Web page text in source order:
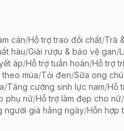
cân/Hỗ trợ trao đổi chất/Trà
hàu/Giải rượu & bảo vệ gan/
áp/Hỗ trợ tuần hoàn/Hỗ trợ
mùa/Tỏi đen/Sữa ong
/Tăng cường sinh lực nam/Hỗ
phụ nữ/Hỗ trợ làm đẹp cho nữ/
người già hằng ngày/Hỗn hợp